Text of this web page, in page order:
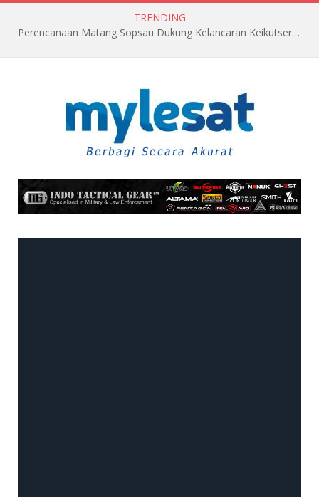
TRENDING
Perencanaan Matang Sopsau Dukung Kelancaran Keikutsertaan TNI AU di Pitch Black 2026